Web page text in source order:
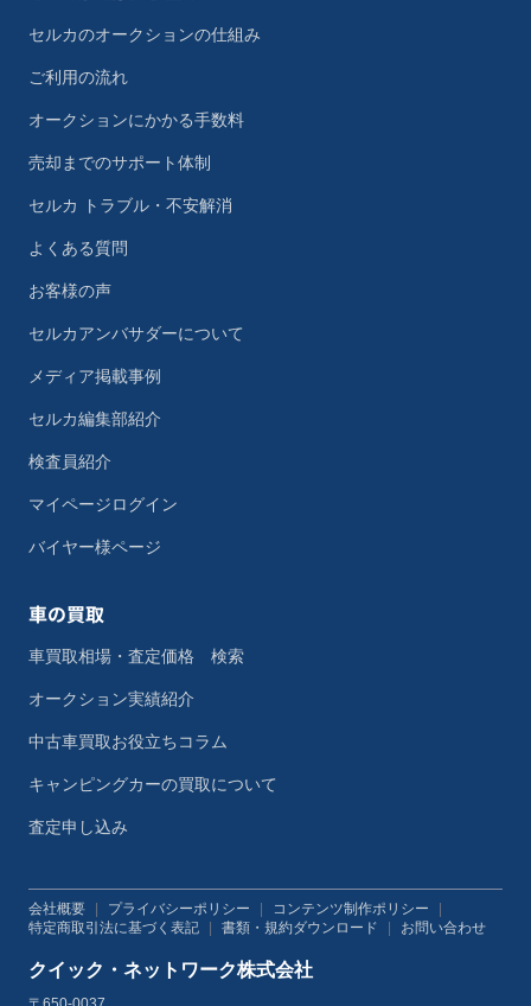
セルカのオークションの仕組み
ご利用の流れ
オークションにかかる手数料
売却までのサポート体制
セルカ トラブル・不安解消
よくある質問
お客様の声
セルカアンバサダーについて
メディア掲載事例
セルカ編集部紹介
検査員紹介
マイページログイン
バイヤー様ページ
車の買取
車買取相場・査定価格 検索
オークション実績紹介
中古車買取お役立ちコラム
キャンピングカーの買取について
査定申し込み
会社概要 プライバシーポリシー コンテンツ制作ポリシー
特定商取引法に基づく表記
書類・規約ダウンロード お問い合わせ
クイック・ネットワーク株式会社